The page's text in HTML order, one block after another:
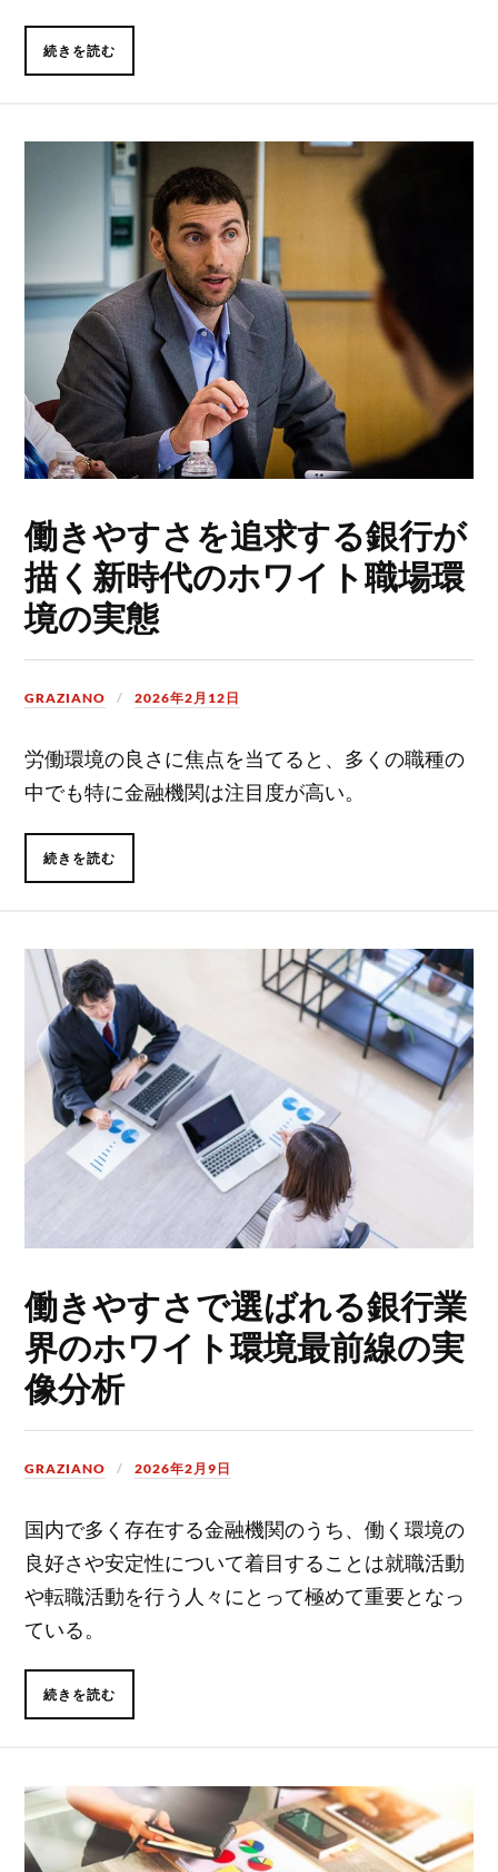
続きを読む
働きやすさを追求する銀行が
描く新時代のホワイト職場環
境の実態
GRAZIANO 2026年2月12日
労働環境の良さに焦点を当てると、多くの職種の
中でも特に金融機関は注目度が高い。
続きを読む
働きやすさで選ばれる銀行業
界のホワイト環境最前線の実
像分析
GRAZIANO 2026年2月9日
国内で多く存在する金融機関のうち、働く環境の
良好さや安定性について着目することは就職活動
や転職活動を行う人々にとって極めて重要となっ
ている。
続きを読む